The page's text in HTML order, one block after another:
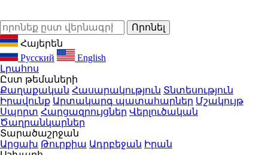
Հայերեն
Русский
English
Լրահոս
Ըստ թեմաների
Քաղաքական Հասարակություն Տնտեսություն
Իրավունք Արտակարգ պատահարներ Մշակույթ
Սպորտ Հարցազրույցներ Վերլուծական
Ծաղրանկարներ
Տարածաշրջան
Արցախ Թուրքիա Ադրբեջան Իրան